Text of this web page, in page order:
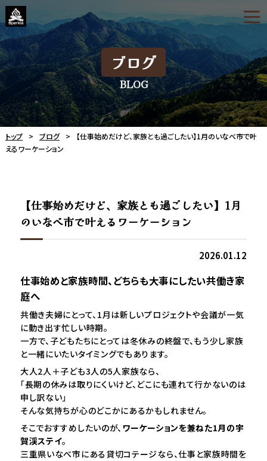
ブログ
BLOG
トップ ブログ
【仕事始めだけど、家族とも過ごしたい】1月のいなべ市で叶
えるワーケーション
【仕事始めだけど、家族とも過ごしたい】1月
のいなべ市で叶えるワーケーション
2026.01.12
仕事始めと家族時間、どちらも大事にしたい共働き家
庭へ
共働き夫婦にとって、1月は新しいプロジェクトや会議が一気
に動き出す忙しい時期。
一方で、子どもたちにとっては冬休みの終盤で、もう少し家族
と一緒にいたいタイミングでもあります。
大人2人＋子ども3人の5人家族なら、
「長期の休みは取りにくいけど、どこにも連れて行かないのは
申し訳ない」
そんな気持ちが心のどこかにあるかもしれません。
そこでおすすめしたいのが、 ワーケーションを兼ねた1月の宇
賀渓ステイ。
三重県いなべ市にある貸切コテージなら、仕事と家族時間を